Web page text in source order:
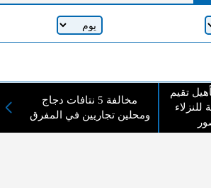
تقيم
للنزلاء
مخالفة 5 نتافات دجاج
ومحلين تجاريين في المفرق
شريط ذكر المصدر ( المدينة نيوز ) - الآراء والتعليقات
تعبر عن رأي أصحابها فقط